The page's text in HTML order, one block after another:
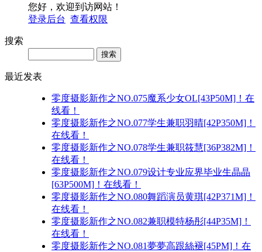
您好，欢迎到访网站！
登录后台 查看权限
搜索
最近发表
零度摄影新作之NO.075魔系少女OL[43P50M]！在
线看！
零度摄影新作之NO.077学生兼职羽晴[42P350M]！
在线看！
零度摄影新作之NO.078学生兼职筱慧[36P382M]！
在线看！
零度摄影新作之NO.079设计专业应界毕业生晶晶
[63P500M]！在线看！
零度摄影新作之NO.080舞蹈演员黄琪[42P371M]！
在线看！
零度摄影新作之NO.082兼职模特杨彤[44P35M]！
在线看！
零度摄影新作之NO.081夢夢高跟絲褪[45PM]！在